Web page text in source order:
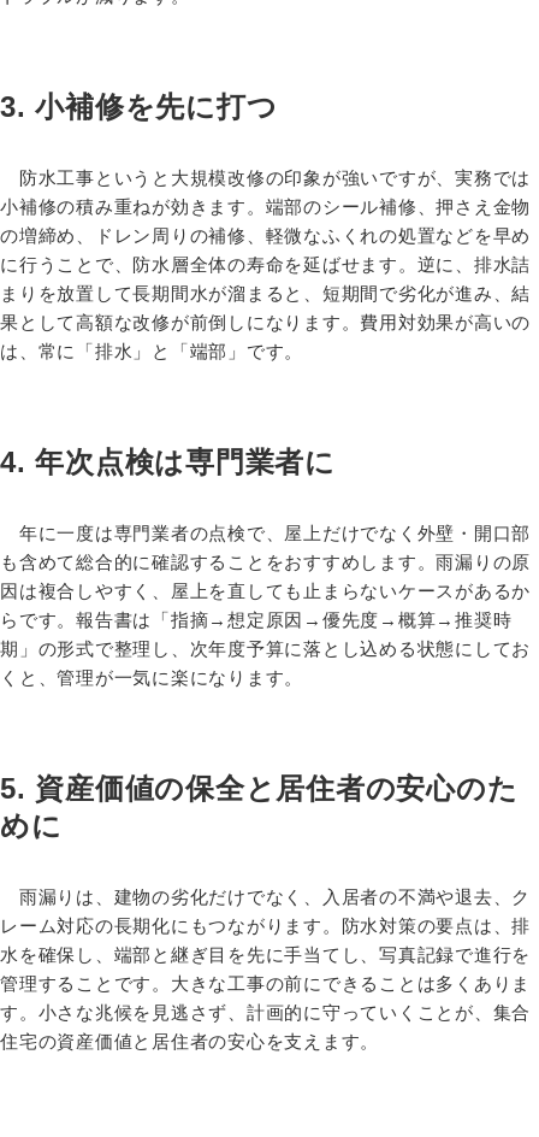
3. 小補修を先に打つ
防水工事というと大規模改修の印象が強いですが、実務では
小補修の積み重ねが効きます。端部のシール補修、押さえ金物
の増締め、ドレン周りの補修、軽微なふくれの処置などを早め
に行うことで、防水層全体の寿命を延ばせます。逆に、排水詰
まりを放置して長期間水が溜まると、短期間で劣化が進み、結
果として高額な改修が前倒しになります。費用対効果が高いの
は、常に「排水」と「端部」です。
4. 年次点検は専門業者に
年に一度は専門業者の点検で、屋上だけでなく外壁・開口部
も含めて総合的に確認することをおすすめします。雨漏りの原
因は複合しやすく、屋上を直しても止まらないケースがあるか
らです。報告書は「指摘→想定原因→優先度→概算→推奨時
期」の形式で整理し、次年度予算に落とし込める状態にしてお
くと、管理が一気に楽になります。
5. 資産価値の保全と居住者の安心のた
めに
雨漏りは、建物の劣化だけでなく、入居者の不満や退去、ク
レーム対応の長期化にもつながります。防水対策の要点は、排
水を確保し、端部と継ぎ目を先に手当てし、写真記録で進行を
管理することです。大きな工事の前にできることは多くありま
す。小さな兆候を見逃さず、計画的に守っていくことが、集合
住宅の資産価値と居住者の安心を支えます。